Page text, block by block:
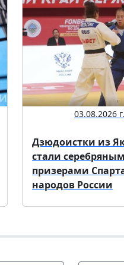
03.08.2026 г.
Дзюдоистки из
стали
призерами
народов России